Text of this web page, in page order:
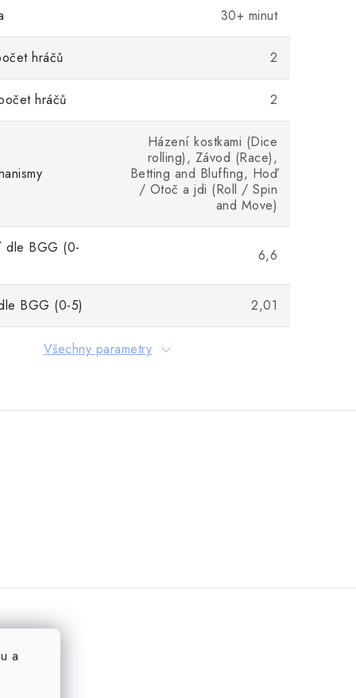
a
30+ minut
hráčů 2
hráčů 2
Házení kostkami (Dice
rolling), Závod (Race),
Betting and Bluffing, Hoď
/ Otoč a jdi (Roll / Spin
and Move)
dle BGG (0- 6,6
BGG (0-5) 2,01
Všechny parametry